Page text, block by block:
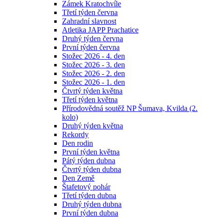
Zámek Kratochvíle
Třetí týden června
Zahradní slavnost
Atletika JAPP Prachatice
Druhý týden června
První týden června
Stožec 2026 - 4. den
Stožec 2026 - 3. den
Stožec 2026 - 2. den
Stožec 2026 - 1. den
Čtvrtý týden května
Třetí týden května
Přírodovědná soutěž NP Šumava, Kvilda (2.
kolo)
Druhý týden května
Rekordy
Den rodin
První týden května
Pátý týden dubna
Čtvrtý týden dubna
Den Země
Štafetový pohár
Třetí týden dubna
Druhý týden dubna
První týden dubna